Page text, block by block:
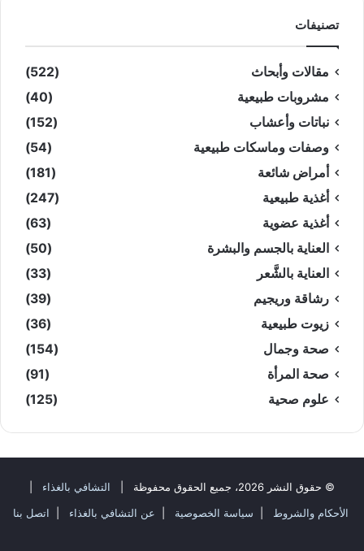
تصنيفات
مقالات وأبحاث
(522)
مشروبات طبيعية
(40)
نباتات وأعشاب
(152)
وصفات وماسكات طبيعية
(54)
أمراض شائعة
(181)
أغذية طبيعية
(247)
أغذية عضوية
(63)
العناية بالجسم والبشرة
(50)
العناية بالشَّعر
(33)
رشاقة وريجيم
(39)
زيوت طبيعية
(36)
صحة وجمال
(154)
صحة المرأة
(91)
علوم صحية
(125)
© حقوق النشر 2026، جميع الحقوق محفوظة | التشافي بالغذاء
الأحكام والشروط
سياسة الخصوصية عن التشافي بالغذاء اتصل بنا